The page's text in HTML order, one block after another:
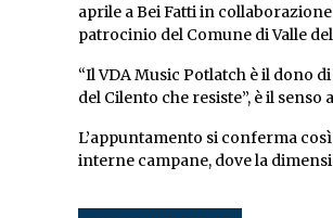
aprile a Bei Fatti in
patrocinio del Comune di Valle
“Il VDA Music Potlatch è il dono
del Cilento che resiste”, è il
L’appuntamento si conferma
interne campane, dove la